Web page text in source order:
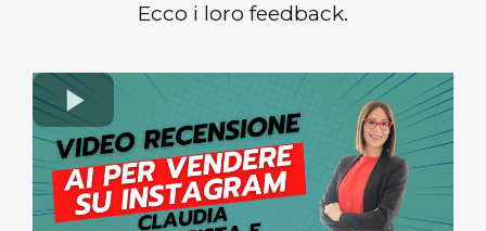
Ecco i loro feedback.